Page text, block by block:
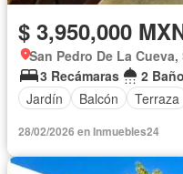
$ 3,950,000
San Pedro De La Cueva,
3 Recámaras
2
Jardín
Balcón Terraza
28/02/2026 en Inmuebles24